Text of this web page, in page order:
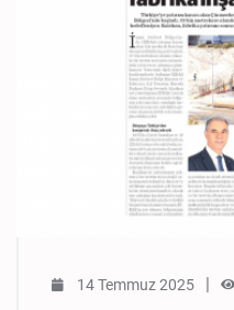
14 Temmuz 2025